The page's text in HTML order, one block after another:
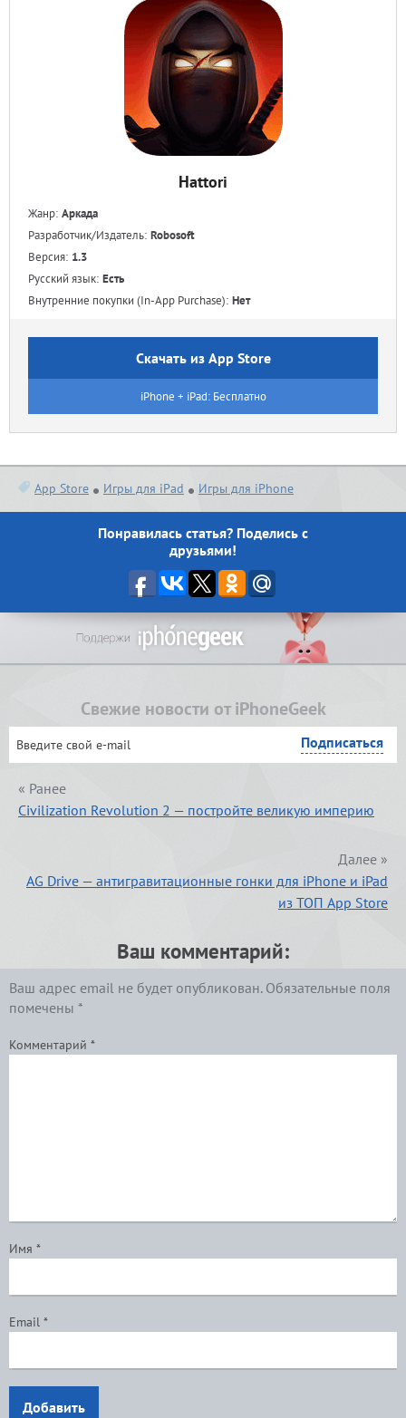
Hattori
Жанр: Аркада
Разработчик/Издатель: Robosoft
Версия: 1.3
Русский язык: Есть
Внутренние покупки (In-App Purchase): Нет
Скачать из App Store
iPhone + iPad: Бесплатно
App Store Игры для iPad Игры для iPhone
Понравилась статья? Поделись с
друзьями!
Свежие новости от iPhoneGeek
« Ранее
Civilization Revolution 2 — постройте великую империю
Далее »
AG Drive — антигравитационные гонки для iPhone и iPad
из ТОП App Store
Ваш комментарий:
Ваш адрес email не будет опубликован. Обязательные поля
помечены *
Комментарий *
Имя *
Email *
Добавить